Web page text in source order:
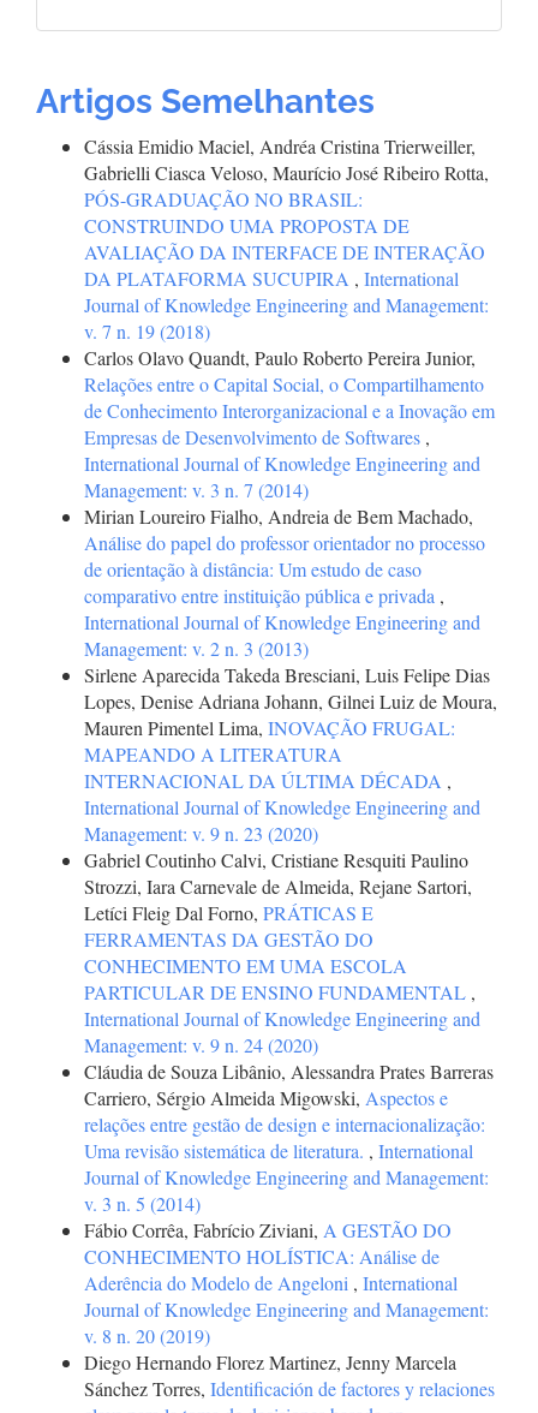
Artigos Semelhantes
Cássia Emidio Maciel, Andréa Cristina Trierweiller,
Gabrielli Ciasca Veloso, Maurício José Ribeiro Rotta,
PÓS-GRADUAÇÃO NO BRASIL:
CONSTRUINDO UMA PROPOSTA DE
AVALIAÇÃO DA INTERFACE DE INTERAÇÃO
DA PLATAFORMA SUCUPIRA , International
Journal of Knowledge Engineering and Management:
v. 7 n. 19 (2018)
Carlos Olavo Quandt, Paulo Roberto Pereira Junior,
Relações entre o Capital Social, o Compartilhamento
de Conhecimento Interorganizacional e a Inovação em
Empresas de Desenvolvimento de Softwares ,
International Journal of Knowledge Engineering and
Management: v. 3 n. 7 (2014)
Mirian Loureiro Fialho, Andreia de Bem Machado,
Análise do papel do professor orientador no processo
de orientação à distância: Um estudo de caso
comparativo entre instituição pública e privada ,
International Journal of Knowledge Engineering and
Management: v. 2 n. 3 (2013)
Sirlene Aparecida Takeda Bresciani, Luis Felipe Dias
Lopes, Denise Adriana Johann, Gilnei Luiz de Moura,
Mauren Pimentel Lima, INOVAÇÃO FRUGAL:
MAPEANDO A LITERATURA
INTERNACIONAL DA ÚLTIMA DÉCADA ,
International Journal of Knowledge Engineering and
Management: v. 9 n. 23 (2020)
Gabriel Coutinho Calvi, Cristiane Resquiti Paulino
Strozzi, Iara Carnevale de Almeida, Rejane Sartori,
Letíci Fleig Dal Forno, PRÁTICAS E
FERRAMENTAS DA GESTÃO DO
CONHECIMENTO EM UMA ESCOLA
PARTICULAR DE ENSINO FUNDAMENTAL ,
International Journal of Knowledge Engineering and
Management: v. 9 n. 24 (2020)
Cláudia de Souza Libânio, Alessandra Prates Barreras
Carriero, Sérgio Almeida Migowski, Aspectos e
relações entre gestão de design e internacionalização:
Uma revisão sistemática de literatura. , International
Journal of Knowledge Engineering and Management:
v. 3 n. 5 (2014)
Fábio Corrêa, Fabrício Ziviani, A GESTÃO DO
CONHECIMENTO HOLÍSTICA: Análise de
Aderência do Modelo de Angeloni , International
Journal of Knowledge Engineering and Management:
v. 8 n. 20 (2019)
Diego Hernando Florez Martinez, Jenny Marcela
Sánchez Torres, Identificación de factores y relaciones